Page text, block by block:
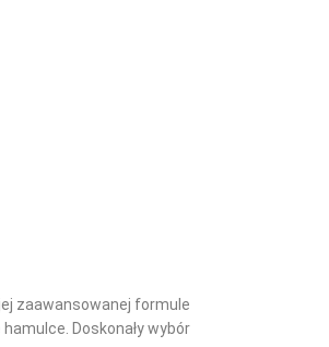
zaawansowanej formule
Doskonały wybór